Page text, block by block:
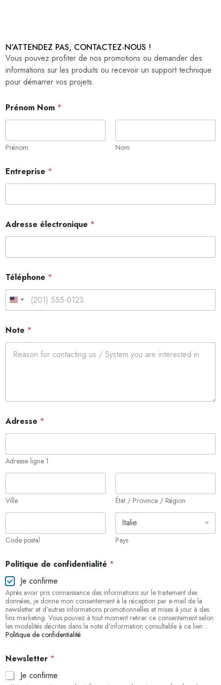
N’ATTENDEZ PAS, CONTACTEZ-NOUS !
Vous pouvez profiter de nos promotions ou demander des
informations sur les produits ou recevoir un support technique
pour démarrer vos projets.
Prénom Nom *
Prénom Nom
r
é
o
T
é
l
p
o
Entreprise *
Adresse électronique *
Téléphone *
United States +1
Note *
Adresse *
Adresse ligne 1
Ville État / Province / Région
Code postal Pays
Politique de confidentialité *
Je confirme
Après avoir pris connaissance des informations sur le traitement des
données, je donne mon consentement à la réception par e-mail de la
newsletter et d’autres informations promotionnelles et mises à jour à des
fins marketing. Vous pouvez à tout moment retirer ce consentement selon
les modalités décrites dans la note d’information consultable à ce lien :
Politique de confidentialité
Newsletter *
Je confirme